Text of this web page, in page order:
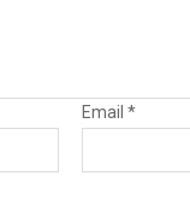
Email *